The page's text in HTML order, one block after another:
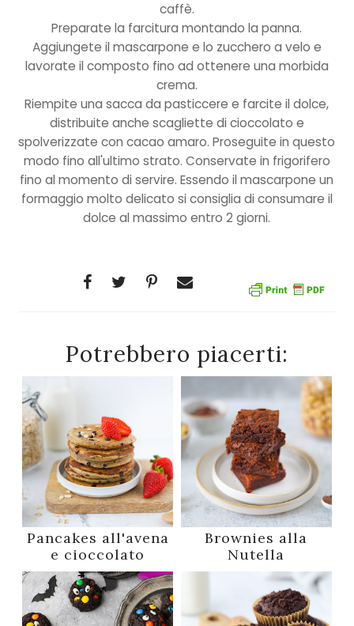
caffè.
Preparate la farcitura montando la panna.
Aggiungete il mascarpone e lo zucchero a velo e
lavorate il composto fino ad ottenere una morbida
crema.
Riempite una sacca da pasticcere e farcite il dolce,
distribuite anche scagliette di cioccolato e
spolverizzate con cacao amaro. Proseguite in questo
modo fino all'ultimo strato. Conservate in frigorifero
fino al momento di servire. Essendo il mascarpone un
formaggio molto delicato si consiglia di consumare il
dolce al massimo entro 2 giorni.
Potrebbero piacerti:
Pancakes all'avena
e cioccolato
Brownies alla
Nutella